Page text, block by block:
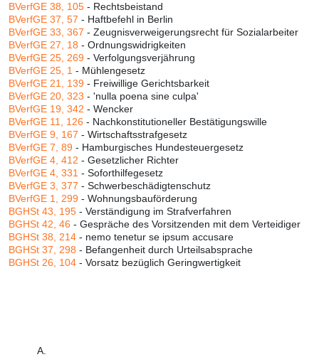
BVerfGE 38, 105 - Rechtsbeistand
BVerfGE 37, 57 - Haftbefehl in Berlin
BVerfGE 33, 367 - Zeugnisverweigerungsrecht für Sozialarbeiter
BVerfGE 27, 18 - Ordnungswidrigkeiten
BVerfGE 25, 269 - Verfolgungsverjährung
BVerfGE 25, 1 - Mühlengesetz
BVerfGE 21, 139 - Freiwillige Gerichtsbarkeit
BVerfGE 20, 323 - 'nulla poena sine culpa'
BVerfGE 19, 342 - Wencker
BVerfGE 11, 126 - Nachkonstitutioneller Bestätigungswille
BVerfGE 9, 167 - Wirtschaftsstrafgesetz
BVerfGE 7, 89 - Hamburgisches Hundesteuergesetz
BVerfGE 4, 412 - Gesetzlicher Richter
BVerfGE 4, 331 - Soforthilfegesetz
BVerfGE 3, 377 - Schwerbeschädigtenschutz
BVerfGE 1, 299 - Wohnungsbauförderung
BGHSt 43, 195 - Verständigung im Strafverfahren
BGHSt 42, 46 - Gespräche des Vorsitzenden mit dem Verteidiger
BGHSt 38, 214 - nemo tenetur se ipsum accusare
BGHSt 37, 298 - Befangenheit durch Urteilsabsprache
BGHSt 26, 104 - Vorsatz bezüglich Geringwertigkeit
A.